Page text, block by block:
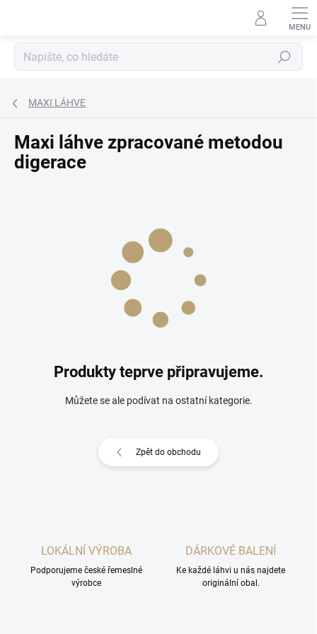
Hledat
MAXI LÁHVE
Maxi láhve zpracované metodou
digerace
Produkty teprve připravujeme.
Můžete se ale podívat na ostatní kategorie.
Zpět do obchodu
LOKÁLNÍ VÝROBA
Podporujeme české řemeslné
výrobce
DÁRKOVÉ BALENÍ
Ke každé láhvi u nás najdete
originální obal.